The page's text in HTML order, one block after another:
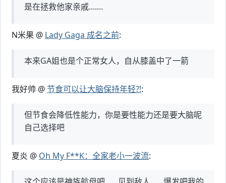
是在拯救他家亲戚.......
N米果 @ Lady Gaga 成名之前:
本来GA姐也是个正常女人，自从膝盖中了一箭
我好帅 @节食可以让大脑保持年轻?!:
但节食会降低性能力，你是要性能力还是要大脑呢
自己选择吧
夏炎 @ Oh My F**K：全家老小一波流: